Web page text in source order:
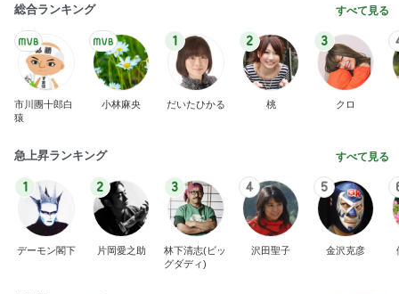
総合ランキング すべて見る
市川團十郎白
猿
小林麻央
1
だいたひかる
2
桃
3
クロ
急上昇ランキング すべて見る
1
デーモン閣下
2
片岡愛之助
3
林下清志(ビッ
グダディ)
4
沢田聖子
5
金沢克彦